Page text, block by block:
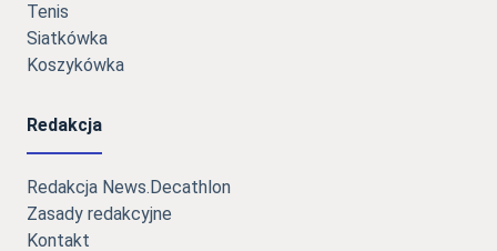
Tenis
Siatkówka
Koszykówka
Redakcja
Redakcja News.Decathlon
Zasady redakcyjne
Kontakt